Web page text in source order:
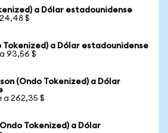
a Dólar estadounidense
$
Tokenized) a Dólar estadounidense
93,56 $
(Ondo Tokenized) a Dólar
a 262,35 $
Tokenized) a Dólar